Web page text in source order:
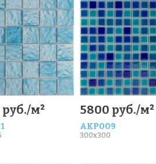
м² 5800 руб./м²
AKP009
300x300